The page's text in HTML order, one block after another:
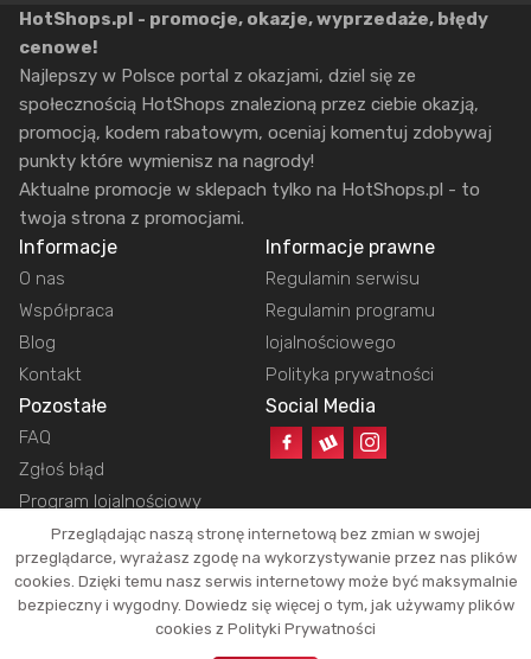
HotShops.pl - promocje, okazje, wyprzedaże, błędy
cenowe!
Najlepszy w Polsce portal z okazjami, dziel się ze
społecznością HotShops znalezioną przez ciebie okazją,
promocją, kodem rabatowym, oceniaj komentuj zdobywaj
punkty które wymienisz na nagrody!
Aktualne promocje w sklepach tylko na HotShops.pl - to
twoja strona z promocjami.
Informacje
O nas
Współpraca
Blog
Kontakt
Informacje prawne
Regulamin serwisu
Regulamin programu
lojalnościowego
Polityka prywatności
Pozostałe
FAQ
Zgłoś błąd
Program lojalnościowy
Social Media
Copyright © 2026 HotShops.pl - Wszelkie prawa zastrzeżone.
Jako partnerzy możemy otrzymać prowizję za dokonanie zakupów z naszych
linków. Dzięki temu jesteśmy w stanie utrzymać działanie naszego portalu.
Przeglądając naszą stronę internetową bez zmian w swojej
przeglądarce, wyrażasz zgodę na wykorzystywanie przez nas plików
cookies. Dzięki temu nasz serwis internetowy może być maksymalnie
bezpieczny i wygodny. Dowiedz się więcej o tym, jak używamy plików
cookies z Polityki Prywatności